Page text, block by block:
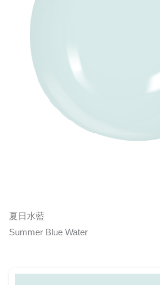
夏日水藍
Summer Blue Water